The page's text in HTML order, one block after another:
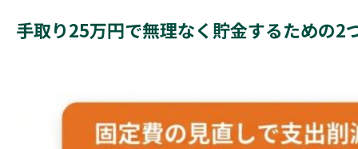
手取り25万円で無理なく貯金するための2